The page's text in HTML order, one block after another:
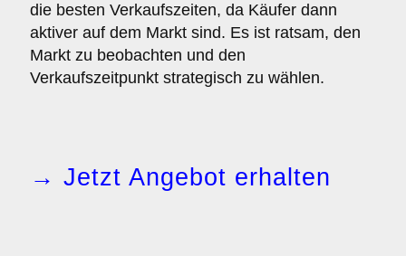
die besten Verkaufszeiten, da Käufer dann
aktiver auf dem Markt sind. Es ist ratsam, den
Markt zu beobachten und den
Verkaufszeitpunkt strategisch zu wählen.
→ Jetzt Angebot erhalten